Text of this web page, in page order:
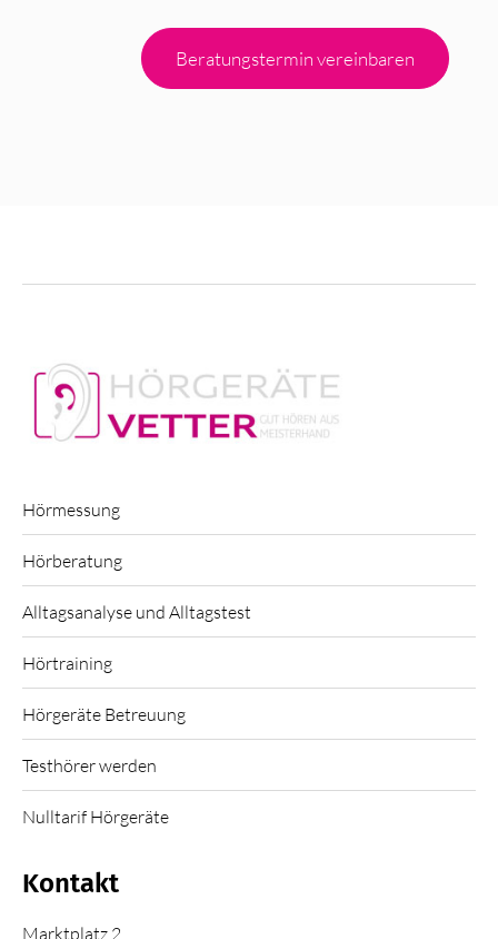
Beratungstermin vereinbaren
Hörmessung
Hörberatung
Alltagsanalyse und Alltagstest
Hörtraining
Hörgeräte Betreuung
Testhörer werden
Nulltarif Hörgeräte
Kontakt
Marktplatz 2